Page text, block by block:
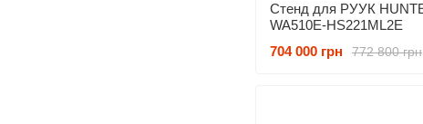
Стенд для РУУК HUNTER
WA510E-HS221ML2E
772 800 грн
704 000 грн